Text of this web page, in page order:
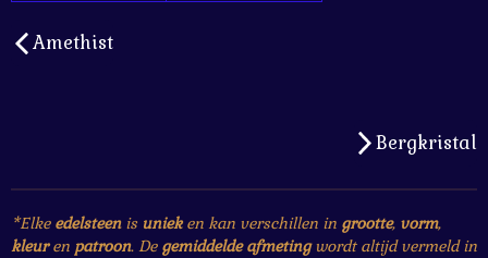
Amethist
Bergkristal
*Elke edelsteenis unieken kan verschillen in grootte, vorm,
kleuren patroon. De gemiddelde afmetingwordt altijd vermeld in